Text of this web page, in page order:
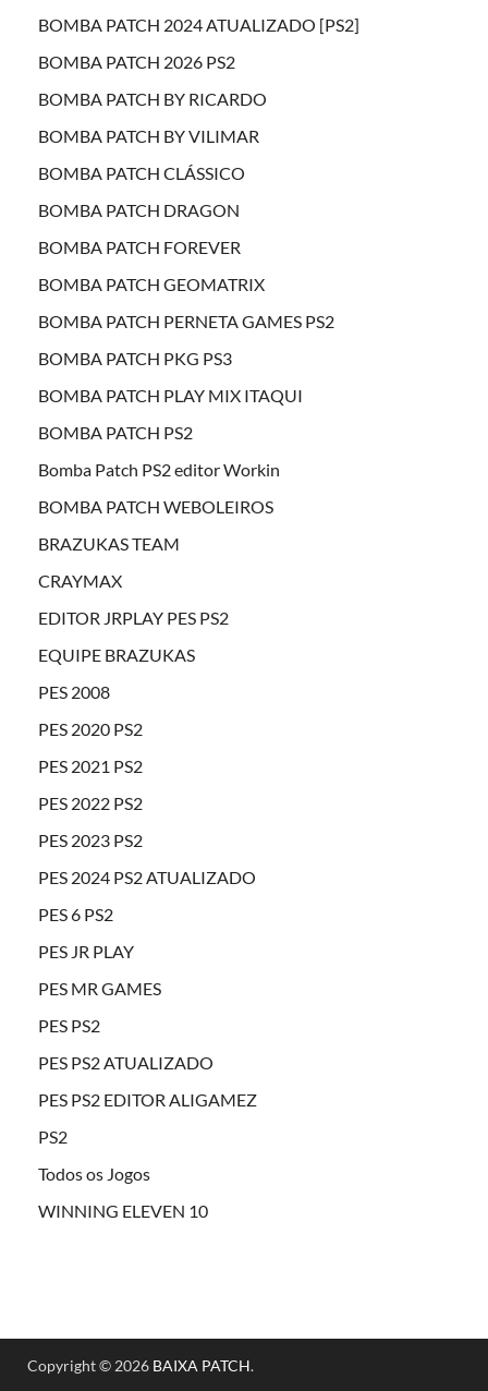
BOMBA PATCH 2024 ATUALIZADO [PS2]
BOMBA PATCH 2026 PS2
BOMBA PATCH BY RICARDO
BOMBA PATCH BY VILIMAR
BOMBA PATCH CLÁSSICO
BOMBA PATCH DRAGON
BOMBA PATCH FOREVER
BOMBA PATCH GEOMATRIX
BOMBA PATCH PERNETA GAMES PS2
BOMBA PATCH PKG PS3
BOMBA PATCH PLAY MIX ITAQUI
BOMBA PATCH PS2
Bomba Patch PS2 editor Workin
BOMBA PATCH WEBOLEIROS
BRAZUKAS TEAM
CRAYMAX
EDITOR JRPLAY PES PS2
EQUIPE BRAZUKAS
PES 2008
PES 2020 PS2
PES 2021 PS2
PES 2022 PS2
PES 2023 PS2
PES 2024 PS2 ATUALIZADO
PES 6 PS2
PES JR PLAY
PES MR GAMES
PES PS2
PES PS2 ATUALIZADO
PES PS2 EDITOR ALIGAMEZ
PS2
Todos os Jogos
WINNING ELEVEN 10
Copyright © 2026 BAIXA PATCH.